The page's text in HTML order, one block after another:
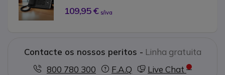
109,95 € s/iva
Contacte os nossos peritos - Linha gratuita
800 780 300
F.A.Q Live Chat